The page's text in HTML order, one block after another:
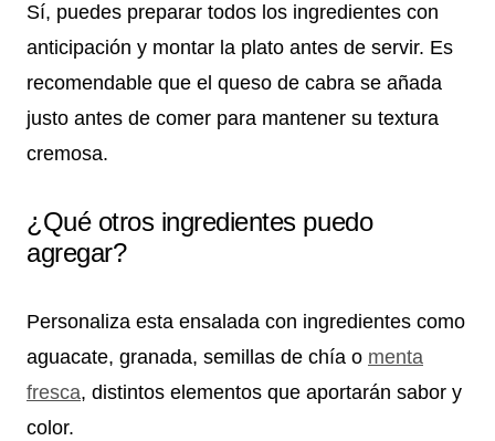
Sí, puedes preparar todos los ingredientes con
anticipación y montar la plato antes de servir. Es
recomendable que el queso de cabra se añada
justo antes de comer para mantener su textura
cremosa.
¿Qué otros ingredientes puedo
agregar?
Personaliza esta ensalada con ingredientes como
aguacate, granada, semillas de chía o menta
fresca, distintos elementos que aportarán sabor y
color.